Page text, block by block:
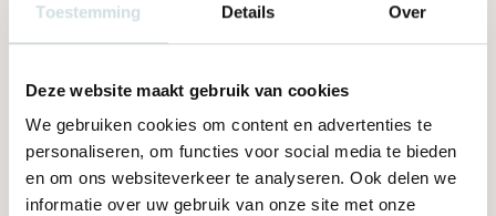
Toestemming Details Over
Deze website maakt gebruik van cookies
We gebruiken cookies om content en advertenties te
personaliseren, om functies voor social media te bieden
en om ons websiteverkeer te analyseren. Ook delen we
informatie over uw gebruik van onze site met onze